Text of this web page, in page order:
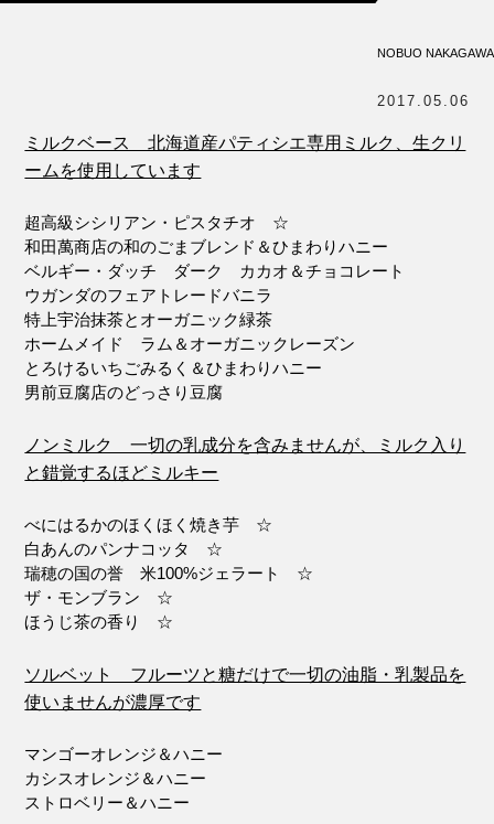
NOBUO NAKAGAWA
2017.05.06
ミルクベース 北海道産パティシエ専用ミルク、生クリ
ームを使用しています
超高級シシリアン・ピスタチオ ☆
和田萬商店の和のごまブレンド＆ひまわりハニー
ベルギー・ダッチ ダーク カカオ＆チョコレート
ウガンダのフェアトレードバニラ
特上宇治抹茶とオーガニック緑茶
ホームメイド ラム＆オーガニックレーズン
とろけるいちごみるく＆ひまわりハニー
男前豆腐店のどっさり豆腐
ノンミルク 一切の乳成分を含みませんが、ミルク入り
と錯覚するほどミルキー
べにはるかのほくほく焼き芋 ☆
白あんのパンナコッタ ☆
瑞穂の国の誉 米100%ジェラート ☆
ザ・モンブラン ☆
ほうじ茶の香り ☆
ソルベット フルーツと糖だけで一切の油脂・乳製品を
使いませんが濃厚です
マンゴーオレンジ＆ハニー
カシスオレンジ＆ハニー
ストロベリー＆ハニー